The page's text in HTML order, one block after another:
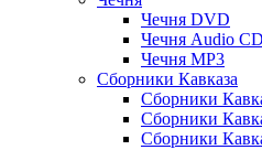
Чечня DVD
Чечня Audio CD
Чечня MP3
Сборники Кавказа
Сборники
Сборники
Сборники